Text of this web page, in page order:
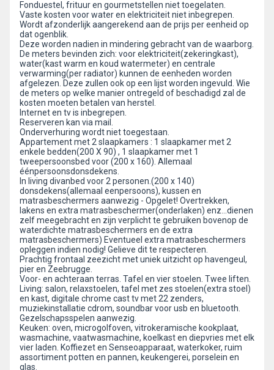
Fonduestel, frituur en gourmetstellen niet toegelaten.
Vaste kosten voor water en elektriciteit niet inbegrepen.
Wordt afzonderlijk aangerekend aan de prijs per eenheid op
dat ogenblik.
Deze worden nadien in mindering gebracht van de waarborg.
De meters bevinden zich: voor elektriciteit(zekeringkast),
water(kast warm en koud watermeter) en centrale
verwarming(per radiator) kunnen de eenheden worden
afgelezen. Deze zullen ook op een lijst worden ingevuld. Wie
de meters op welke manier ontregeld of beschadigd zal de
kosten moeten betalen van herstel.
Internet en tv is inbegrepen.
Reserveren kan via mail.
Onderverhuring wordt niet toegestaan.
Appartement met 2 slaapkamers : 1 slaapkamer met 2
enkele bedden(200 X 90) , 1 slaapkamer met 1
tweepersoonsbed voor (200 x 160). Allemaal
éénpersoonsdonsdekens.
In living divanbed voor 2 personen.(200 x 140)
donsdekens(allemaal eenpersoons), kussen en
matrasbeschermers aanwezig - Opgelet! Overtrekken,
lakens en extra matrasbeschermer(onderlaken) enz...dienen
zelf meegebracht en zijn verplicht te gebruiken bovenop de
waterdichte matrasbeschermers en de extra
matrasbeschermers) Eventueel extra matrasbeschermers
opleggen indien nodig! Gelieve dit te respecteren.
Prachtig frontaal zeezicht met uniek uitzicht op havengeul,
pier en Zeebrugge.
Voor- en achteraan terras. Tafel en vier stoelen. Twee liften.
Living: salon, relaxstoelen, tafel met zes stoelen(extra stoel)
en kast, digitale chrome cast tv met 22 zenders,
muziekinstallatie cdrom, soundbar voor usb en bluetooth.
Gezelschapsspelen aanwezig.
Keuken: oven, microgolfoven, vitrokeramische kookplaat,
wasmachine, vaatwasmachine, koelkast en diepvries met elk
vier laden. Koffiezet en Senseoapparaat, waterkoker, ruim
assortiment potten en pannen, keukengerei, porselein en
glas.